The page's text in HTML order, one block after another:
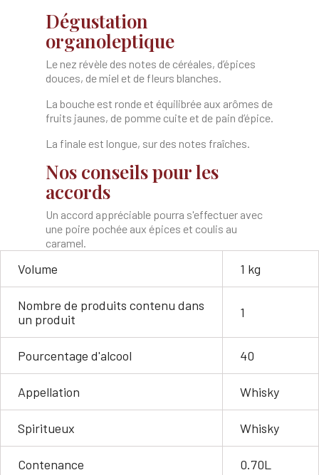
Dégustation
organoleptique
Le nez révèle des notes de céréales, d’épices
douces, de miel et de fleurs blanches.​
La bouche est ronde et équilibrée aux arômes de
fruits jaunes, de pomme cuite et de pain d’épice.
​La finale est longue, sur des notes fraîches.
Nos conseils pour les
accords
Un accord appréciable pourra s'effectuer avec
une poire pochée aux épices et coulis au
caramel.
Volume 1 kg
Nombre de produits contenu dans
un produit
1
Pourcentage d'alcool 40
Appellation Whisky
Spiritueux Whisky
Contenance 0.70L